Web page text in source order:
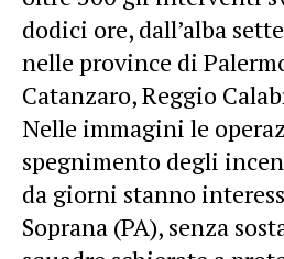
dodici ore, dall’alba
nelle province di
Catanzaro, Reggio
Nelle immagini le
spegnimento degli
da giorni stanno
Soprana (PA), senza